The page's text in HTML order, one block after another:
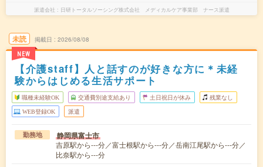
派遣会社 日研トータルソーシング株式会社 メディカルケア事業部 ナース派遣
未読
NEW
掲載日 2026/08/08
【介護staff】人と話すのが好きな方に＊未経
験からはじめる生活サポート
職種未経験OK 交通費別途支給あり 土日祝日が休み 残業なし
WEB登録OK 派遣
勤務地 静岡県富士市
吉原駅から---分／富士根駅から---分／岳南江尾駅から---分／
比奈駅から---分